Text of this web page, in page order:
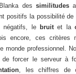
des similitudes
positifs la possibilité de
négatifs, le bruitet la
encore, ces critères
monde professionnel.
de forcer le serveur à
, les chiffres de